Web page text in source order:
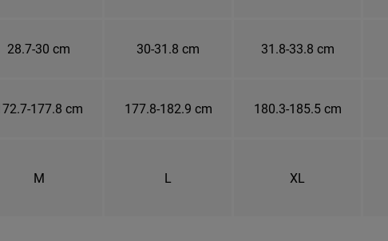
28.7-30 cm 30-31.8 cm 31.8-33.8 cm
177.8 cm 177.8-182.9 cm 180.3-185.5 cm
M L XL